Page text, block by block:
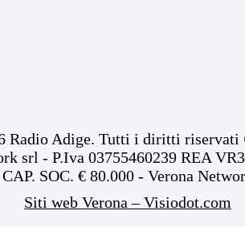
Radio Adige. Tutti i diritti riservati
srl - P.Iva 03755460239 REA
CAP. SOC. € 80.000 - Verona
Siti web Verona – Visiodot.com